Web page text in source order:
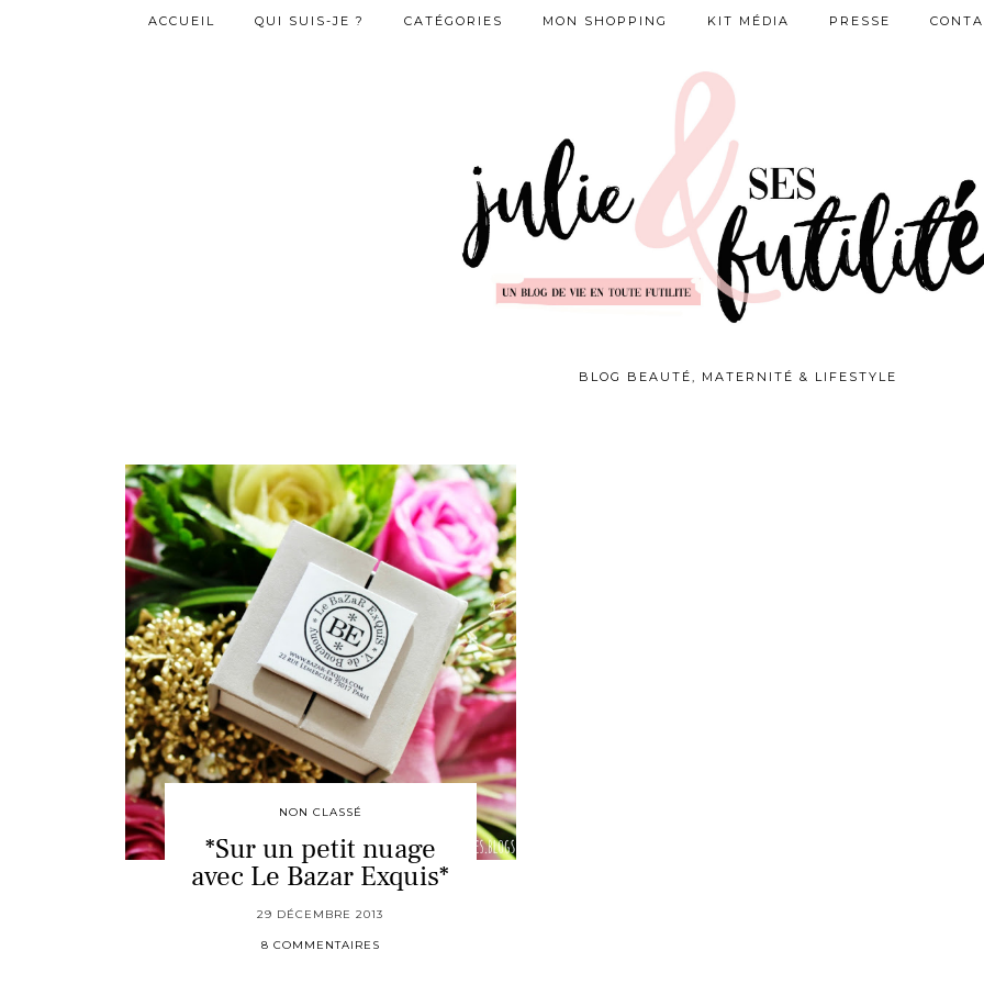
BLOG BEAUTÉ, MATERNITÉ & LIFESTYLE
ACCUEIL QUI SUIS-JE ? CATÉGORIES MON SHOPPING KIT MÉDIA PRESSE
NON CLASSÉ
*Sur un petit nuage
avec Le Bazar Exquis*
29 DÉCEMBRE 2013
8 COMMENTAIRES